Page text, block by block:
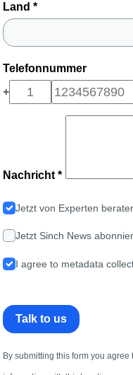
Land *
Telefonnummer
+
Nachricht *
Jetzt von Experten
Jetzt Sinch News
I agree to metadata
Talk to us
By submitting this form you agree